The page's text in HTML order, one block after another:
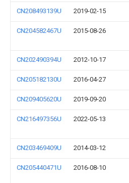
CN208493139U 2019-02-15
CN204582467U 2015-08-26
CN202490394U 2012-10-17
CN205182130U 2016-04-27
CN209405620U 2019-09-20
CN216497356U 2022-05-13
CN203469409U 2014-03-12
CN205440471U 2016-08-10